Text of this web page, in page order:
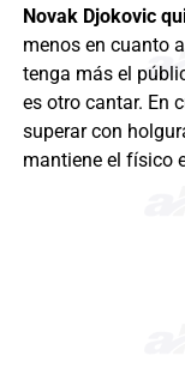
Novak Djokovic
menos en cuanto
tenga más el
es otro cantar. En
superar con
mantiene el físico